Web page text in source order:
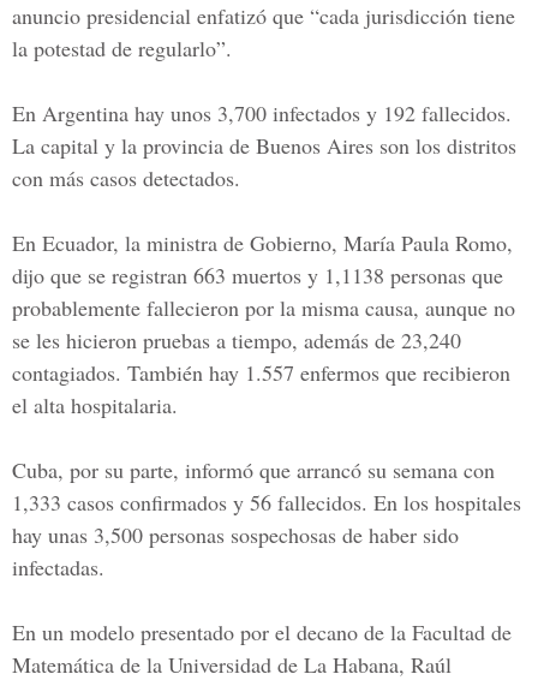
anuncio presidencial enfatizó que “cada jurisdicción tiene
la potestad de regularlo”.
En Argentina hay unos 3,700 infectados y 192 fallecidos.
La capital y la provincia de Buenos Aires son los distritos
con más casos detectados.
En Ecuador, la ministra de Gobierno, María Paula Romo,
dijo que se registran 663 muertos y 1,1138 personas que
probablemente fallecieron por la misma causa, aunque no
se les hicieron pruebas a tiempo, además de 23,240
contagiados. También hay 1.557 enfermos que recibieron
el alta hospitalaria.
Cuba, por su parte, informó que arrancó su semana con
1,333 casos confirmados y 56 fallecidos. En los hospitales
hay unas 3,500 personas sospechosas de haber sido
infectadas.
En un modelo presentado por el decano de la Facultad de
Matemática de la Universidad de La Habana, Raúl